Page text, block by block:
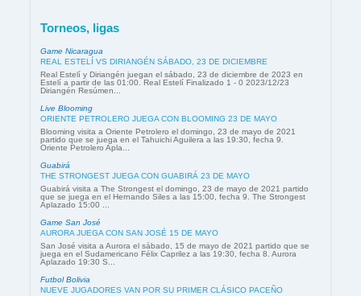
Torneos, ligas
Game Nicaragua
REAL ESTELÍ VS DIRIANGÉN SÁBADO, 23 DE DICIEMBRE
Real Estelí y Diriangén juegan el sábado, 23 de diciembre de 2023 en
Estelí a partir de las 01:00. Real Estelí Finalizado 1 - 0 2023/12/23
Diriangén Resúmen...
Live Blooming
ORIENTE PETROLERO JUEGA CON BLOOMING 23 DE MAYO
Blooming visita a Oriente Petrolero el domingo, 23 de mayo de 2021
partido que se juega en el Tahuichi Aguilera a las 19:30, fecha 9.
Oriente Petrolero Apla...
Guabirá
THE STRONGEST JUEGA CON GUABIRÁ 23 DE MAYO
Guabirá visita a The Strongest el domingo, 23 de mayo de 2021 partido
que se juega en el Hernando Siles a las 15:00, fecha 9. The Strongest
Aplazado 15:00 ...
Game San José
AURORA JUEGA CON SAN JOSÉ 15 DE MAYO
San José visita a Aurora el sábado, 15 de mayo de 2021 partido que se
juega en el Sudamericano Félix Caprilez a las 19:30, fecha 8. Aurora
Aplazado 19:30 S...
Futbol Bolivia
NUEVE JUGADORES VAN POR SU PRIMER CLÁSICO PACEÑO